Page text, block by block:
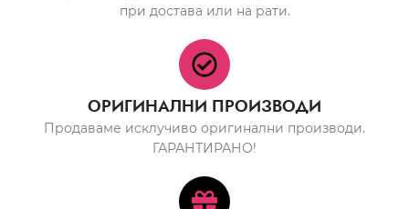
при достава или на рати.
ОРИГИНАЛНИ ПРОИЗВОДИ
Продаваме исклучиво оригинални производи.
ГАРАНТИРАНО!